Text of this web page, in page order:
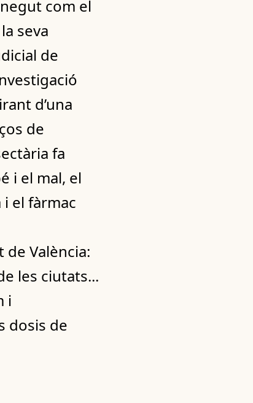
com el
seva
de
d’una
de
fa
i el mal, el
el fàrmac
de València:
les ciutats...
i
dosis de